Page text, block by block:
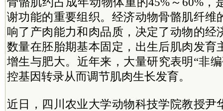
谢功能的重要组织。经济动物骨骼肌纤维
响了产肉能力和肉品质，决定了动物的经
数量在胚胎期基本固定，出生后肌肉发育
增生与肥大。近年来，大量研究表明“非
控基因转录从而调节肌肉生长发育。
近日，四川农业大学动物科技学院教授尹